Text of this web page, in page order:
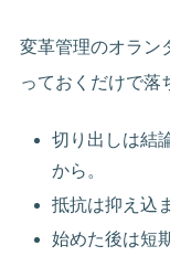
変革管理のオラン
っておくだけで落
切り出しは結
から。
抵抗は抑え込
始めた後は短